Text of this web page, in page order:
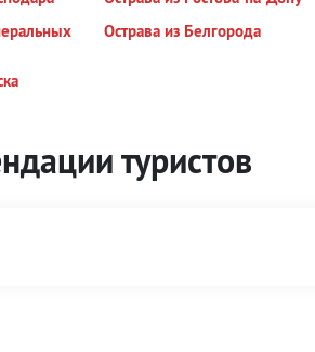
Острава из Белгорода
туристов